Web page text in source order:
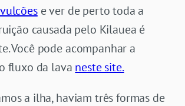
e ver de perto toda a
causada pelo Kilauea é
Você pode acompanhar a
fluxo da lava neste site.
a ilha, haviam três formas de